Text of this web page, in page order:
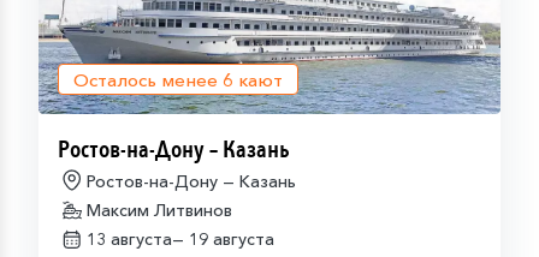
Осталось менее 6 кают
Ростов-на-Дону – Казань
Ростов-на-Дону — Казань
Максим Литвинов
13 августа— 19 августа